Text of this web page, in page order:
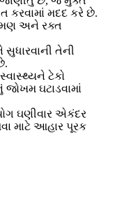
કરવામાં મદદ કરે છે.
અને રક્ત
તેની
ટેકો
ઘટાડવામાં
ઘણીવાર એકંદર
માટે આહાર પૂરક